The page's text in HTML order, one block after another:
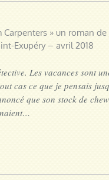
Carpenters » un roman de
Exupéry – avril 2018
Les vacances sont
cas ce que je pensais
que son stock de